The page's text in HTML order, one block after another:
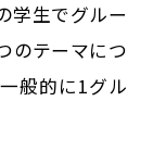
学生でグルー
のテーマにつ
般的に1グル